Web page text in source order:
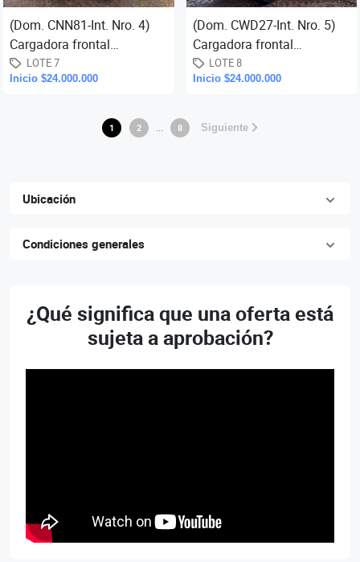
(Dom. CNN81-Int. Nro. 4)
Cargadora frontal
hidráulica articulada sobre
neumáticos Volvo, mod.
LOTE 7
Inicio $24.000.000
(Dom. CWD27-Int. Nro. 5)
Cargadora frontal
hidráulica articulada sobre
neumáticos Volvo, mod.
LOTE 8
Inicio $24.000.000
1 2 ... 8 Siguiente
Ubicación
Condiciones generales
¿Qué significa que una oferta está
sujeta a aprobación?